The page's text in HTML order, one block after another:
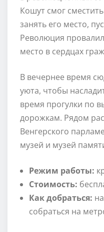
Кошут смог
занять его место,
Революция
место в сердцах
В вечернее время
уюта, чтобы
время прогулки по
дорожкам. Рядом
Венгерского
музей и музей
Режим работы:
Стоимость:
Как добраться:
собраться на